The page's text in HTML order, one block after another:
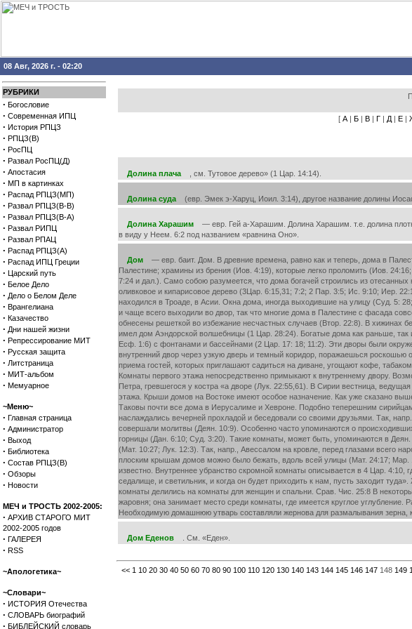
08 Авг, 2026 г. - 02:20
РУБРИКИ
· Богословие
· Современная ИПЦ
· История РПЦЗ
· РПЦЗ(В)
· РосПЦ
· Развал РосПЦ(Д)
· Апостасия
· МП в картинках
· Распад РПЦЗ(МП)
· Развал РПЦЗ(В-В)
· Развал РПЦЗ(В-А)
· Развал РИПЦ
· Развал РПАЦ
· Распад РПЦЗ(А)
· Распад ИПЦ Греции
· Царский путь
· Белое Дело
· Дело о Белом Деле
· Врангелиана
· Казачество
· Дни нашей жизни
· Репрессирование МИТ
· Русская защита
· Литстраница
· МИТ-альбом
· Мемуарное
~Меню~
· Главная страница
· Администратор
· Выход
· Библиотека
· Состав РПЦЗ(В)
· Обзоры
· Новости
МЕЧ и ТРОСТЬ 2002-2005:
· АРХИВ СТАРОГО МИТ
2002-2005 годов
· ГАЛЕРЕЯ
· RSS
~Апологетика~
~Словари~
· ИСТОРИЯ Отечества
· СЛОВАРЬ биографий
· БИБЛЕЙСКИЙ словарь
[ А | Б | В | Г | Д | Е |
Долина плача , см. Тутовое дерево» (1 Цар. 14:14).
Долина суда (евр. Эмек э-Харуц, Иоил. 3:14), другое название долины
Долина Харашим — евр. Гей а-Харашим. Долина Харашим. т.е. долина
в виду у Неем. 6:2 под названием «равнина Оно».
Дом — евр. баит. Дом. В древние времена, равно как и теперь, дома в
Палестине; храмины из брения (Иов. 4:19), которые легко проломить (Иов.
7:24 и дал.). Само собою разумеется, что дома богачей строились из
оливковое и кипарисовое дерево (3Цар. 6:15,31; 7:2; 2 Пар. 3:5; Ис. 9:10; Иер.
находился в Троаде, в Асии. Окна дома, иногда выходившие на улицу (Суд. 5:
и чаще всего выходили во двор, так что многие дома в Палестине с фасада
обнесены решеткой во избежание несчастных случаев (Втор. 22:8). В хижинах
имел дом Аэндорской волшебницы (1 Цар. 28:24). Богатые дома как раньше,
Есф. 1:6) с фонтанами и бассейнами (2 Цар. 17: 18; 11:2). Эти дворы были
внутренний двор через узкую дверь и темный коридор, поражаешься
приема гостей, которых приглашают садиться на диване, угощают кофе,
Комнаты первого этажа непосредственно примыкают к внутреннему двору.
Петра, гревшегося у костра «а дворе (Лук. 22:55,61). В Сирии вестница,
этажа. Крыши домов на Востоке имеют особое назначение. Как уже сказано
Таковы почти все дома в Иерусалиме и Хевроне. Подобно теперешним
наслаждались вечерней прохладой и беседовали со своими друзьями. Так,
совершали молитвы (Деян. 10:9). Особенно часто упоминаются о
горницы (Дан. 6:10; Суд. 3:20). Такие комнаты, может быть, упоминаются в
(Мат. 10:27; Лук. 12:3). Так, напр., Авессалом на кровле, перед глазами всего
плоским крышам домов можно было бежать, вдоль всей улицы (Мат. 24:17; Map.
известно. Внутреннее убранство скромной комнаты описывается в 4 Цар.
седалище, и светильник, и когда он будет приходить к нам, пусть заходит
комнаты делились на комнаты для женщин и спальни. Срав. Чис. 25:8 В
жаровня; она занимает место среди комнаты, где имеется круглое
Необходимую домашнюю утварь составляли жернова для размалывания зерна,
Дом Еденов . См. «Еден».
<< 1 10 20 30 40 50 60 70 80 90 100 110 120 130 140 143 144 145 146 147148 149